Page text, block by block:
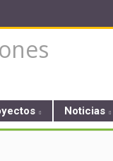
Noticias